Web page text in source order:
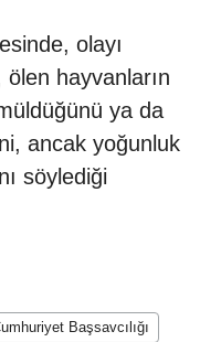
olayı
hayvanların
ya da
ancak yoğunluk
söylediği
Başsavcılığı